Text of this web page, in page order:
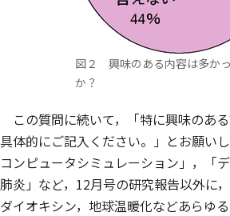
図２ 興味のある内容は多か
か？
この質問に続いて，「特に興味のある
具体的にご記入ください。」とお願い
コンピュータシミュレーション」，「
肺炎」など，12月号の研究報告以外に
ダイオキシン，地球温暖化などあらゆ